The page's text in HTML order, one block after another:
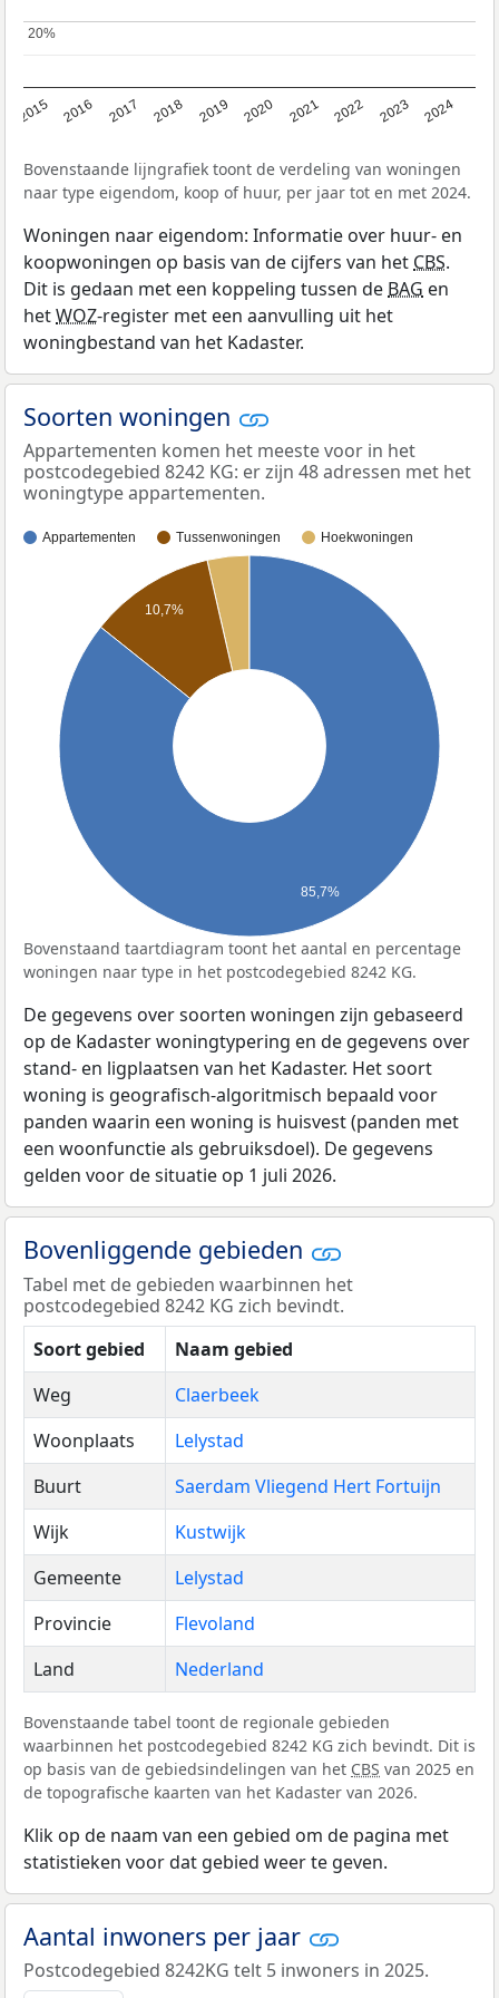
2015 2016 2017 2018 2019 2020 2021 2022 2023 2024
20%
20%
Bovenstaande lijngrafiek toont de verdeling van woningen
naar type eigendom, koop of huur, per jaar tot en met 2024.
Woningen naar eigendom: Informatie over huur- en
koopwoningen op basis van de cijfers van het CBS.
Dit is gedaan met een koppeling tussen de BAG en
hetWOZ-register met een aanvulling uit het
woningbestand van het Kadaster.
Soorten woningen
Appartementen komen het meeste voor in het
postcodegebied 8242 KG: er zijn 48 adressen met het
woningtype appartementen.
Appartementen Tussenwoningen Hoekwoningen
10,7%
85,7%
Bovenstaand taartdiagram toont het aantal en percentage
woningen naar type in het postcodegebied 8242 KG.
De gegevens over soorten woningen zijn gebaseerd
op de Kadaster woningtypering en de gegevens over
stand- en ligplaatsen van het Kadaster. Het soort
woning is geografisch-algoritmisch bepaald voor
panden waarin een woning is huisvest (panden met
een woonfunctie als gebruiksdoel). De gegevens
gelden voor de situatie op 1 juli 2026.
Bovenliggende gebieden
Tabel met de gebieden waarbinnen het
postcodegebied 8242 KG zich bevindt.
Soort gebied
Naam gebied
Weg
Claerbeek
Woonplaats
Lelystad
Buurt
Saerdam Vliegend Hert Fortuijn
Wijk
Kustwijk
Gemeente
Lelystad
Provincie
Flevoland
Land
Nederland
Bovenstaande tabel toont de regionale gebieden
waarbinnen het postcodegebied 8242 KG zich bevindt. Dit is
op basis van de gebiedsindelingen van het CBS van 2025 en
de topografische kaarten van het Kadaster van 2026.
Klik op de naam van een gebied om de pagina met
statistieken voor dat gebied weer te geven.
Aantal inwoners per jaar
Postcodegebied 8242KG telt 5 inwoners in 2025.